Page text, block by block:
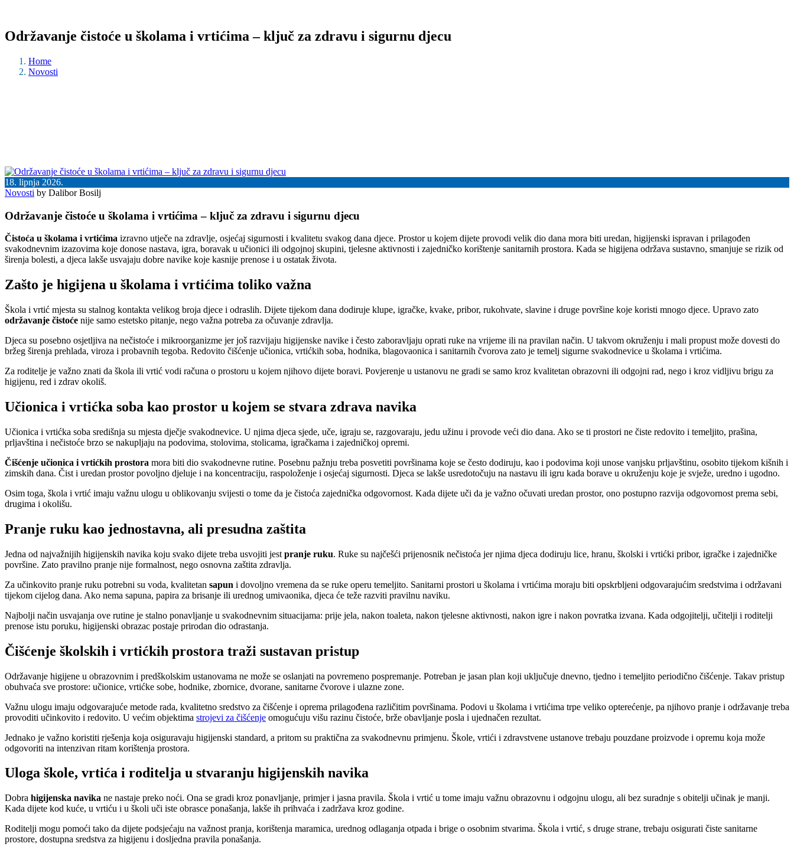
Održavanje čistoće u školama i vrtićima – ključ za zdravu i sigurnu djecu
Home
Novosti
18. lipnja 2026.
Novosti by Dalibor Bosilj
Održavanje čistoće u školama i vrtićima – ključ za zdravu i sigurnu djecu
Čistoća u školama i vrtićima izravno utječe na zdravlje, osjećaj sigurnosti i kvalitetu svakog dana djece. Prostor u kojem dijete provodi velik dio dana mora biti uredan, higijenski ispravan i prilagođen
svakodnevnim izazovima koje donose nastava, igra, boravak u učionici ili odgojnoj skupini, tjelesne aktivnosti i zajedničko korištenje sanitarnih prostora. Kada se higijena održava sustavno, smanjuje se rizik od
širenja bolesti, a djeca lakše usvajaju dobre navike koje kasnije prenose i u ostatak života.
Zašto je higijena u školama i vrtićima toliko važna
Škola i vrtić mjesta su stalnog kontakta velikog broja djece i odraslih. Dijete tijekom dana dodiruje klupe, igračke, kvake, pribor, rukohvate, slavine i druge površine koje koristi mnogo djece. Upravo zato
održavanje čistoće nije samo estetsko pitanje, nego važna potreba za očuvanje zdravlja.
Djeca su posebno osjetljiva na nečistoće i mikroorganizme jer još razvijaju higijenske navike i često zaboravljaju oprati ruke na vrijeme ili na pravilan način. U takvom okruženju i mali propust može dovesti do
bržeg širenja prehlada, viroza i probavnih tegoba. Redovito čišćenje učionica, vrtićkih soba, hodnika, blagovaonica i sanitarnih čvorova zato je temelj sigurne svakodnevice u školama i vrtićima.
Za roditelje je važno znati da škola ili vrtić vodi računa o prostoru u kojem njihovo dijete boravi. Povjerenje u ustanovu ne gradi se samo kroz kvalitetan obrazovni ili odgojni rad, nego i kroz vidljivu brigu za
higijenu, red i zdrav okoliš.
Učionica i vrtićka soba kao prostor u kojem se stvara zdrava navika
Učionica i vrtićka soba središnja su mjesta dječje svakodnevice. U njima djeca sjede, uče, igraju se, razgovaraju, jedu užinu i provode veći dio dana. Ako se ti prostori ne čiste redovito i temeljito, prašina,
prljavština i nečistoće brzo se nakupljaju na podovima, stolovima, stolicama, igračkama i zajedničkoj opremi.
Čišćenje učionica i vrtićkih prostora mora biti dio svakodnevne rutine. Posebnu pažnju treba posvetiti površinama koje se često dodiruju, kao i podovima koji unose vanjsku prljavštinu, osobito tijekom kišnih i
zimskih dana. Čist i uredan prostor povoljno djeluje i na koncentraciju, raspoloženje i osjećaj sigurnosti. Djeca se lakše usredotočuju na nastavu ili igru kada borave u okruženju koje je svježe, uredno i ugodno.
Osim toga, škola i vrtić imaju važnu ulogu u oblikovanju svijesti o tome da je čistoća zajednička odgovornost. Kada dijete uči da je važno očuvati uredan prostor, ono postupno razvija odgovornost prema sebi,
drugima i okolišu.
Pranje ruku kao jednostavna, ali presudna zaštita
Jedna od najvažnijih higijenskih navika koju svako dijete treba usvojiti jest pranje ruku. Ruke su najčešći prijenosnik nečistoća jer njima djeca dodiruju lice, hranu, školski i vrtićki pribor, igračke i zajedničke
površine. Zato pravilno pranje nije formalnost, nego osnovna zaštita zdravlja.
Za učinkovito pranje ruku potrebni su voda, kvalitetan sapun i dovoljno vremena da se ruke operu temeljito. Sanitarni prostori u školama i vrtićima moraju biti opskrbljeni odgovarajućim sredstvima i održavani
tijekom cijelog dana. Ako nema sapuna, papira za brisanje ili urednog umivaonika, djeca će teže razviti pravilnu naviku.
Najbolji način usvajanja ove rutine je stalno ponavljanje u svakodnevnim situacijama: prije jela, nakon toaleta, nakon tjelesne aktivnosti, nakon igre i nakon povratka izvana. Kada odgojitelji, učitelji i roditelji
prenose istu poruku, higijenski obrazac postaje prirodan dio odrastanja.
Čišćenje školskih i vrtićkih prostora traži sustavan pristup
Održavanje higijene u obrazovnim i predškolskim ustanovama ne može se oslanjati na povremeno pospremanje. Potreban je jasan plan koji uključuje dnevno, tjedno i temeljito periodično čišćenje. Takav pristup
obuhvaća sve prostore: učionice, vrtićke sobe, hodnike, zbornice, dvorane, sanitarne čvorove i ulazne zone.
Važnu ulogu imaju odgovarajuće metode rada, kvalitetno sredstvo za čišćenje i oprema prilagođena različitim površinama. Podovi u školama i vrtićima trpe veliko opterećenje, pa njihovo pranje i održavanje treba
provoditi učinkovito i redovito. U većim objektima strojevi za čišćenje omogućuju višu razinu čistoće, brže obavljanje posla i ujednačen rezultat.
Jednako je važno koristiti rješenja koja osiguravaju higijenski standard, a pritom su praktična za svakodnevnu primjenu. Škole, vrtići i zdravstvene ustanove trebaju pouzdane proizvode i opremu koja može
odgovoriti na intenzivan ritam korištenja prostora.
Uloga škole, vrtića i roditelja u stvaranju higijenskih navika
Dobra higijenska navika ne nastaje preko noći. Ona se gradi kroz ponavljanje, primjer i jasna pravila. Škola i vrtić u tome imaju važnu obrazovnu i odgojnu ulogu, ali bez suradnje s obitelji učinak je manji.
Kada dijete kod kuće, u vrtiću i u školi uči iste obrasce ponašanja, lakše ih prihvaća i zadržava kroz godine.
Roditelji mogu pomoći tako da dijete podsjećaju na važnost pranja, korištenja maramica, urednog odlaganja otpada i brige o osobnim stvarima. Škola i vrtić, s druge strane, trebaju osigurati čiste sanitarne
prostore, dostupna sredstva za higijenu i dosljedna pravila ponašanja.